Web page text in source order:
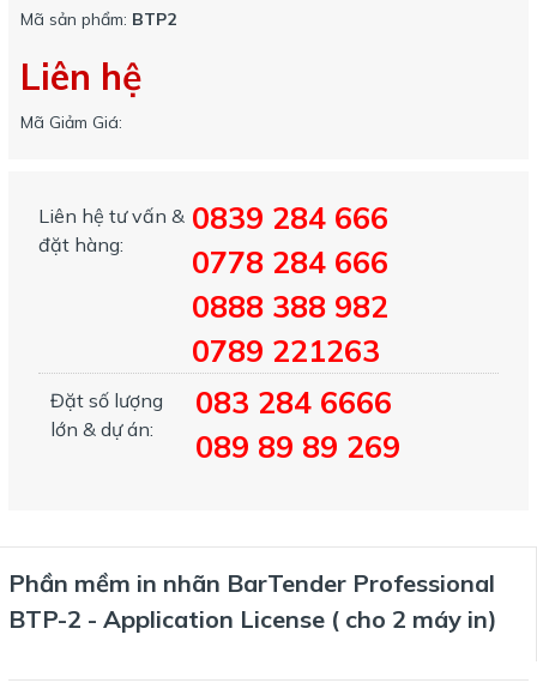
Mã sản phẩm: BTP2
Liên hệ
Mã Giảm Giá:
Liên hệ tư vấn &
đặt hàng:
0839 284 666
0778 284 666
0888 388 982
0789 221263
Đặt số lượng
lớn & dự án:
083 284 6666
089 89 89 269
Phần mềm in nhãn BarTender Professional
BTP-2 - Application License ( cho 2 máy in)